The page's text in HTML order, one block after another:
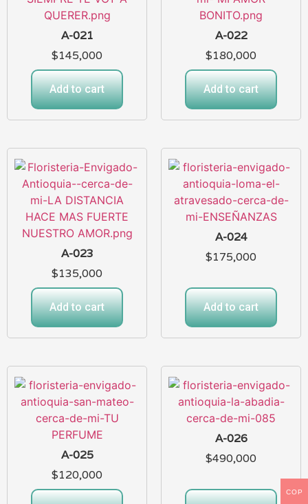
A-021
$145,000
Add to cart
A-022
$180,000
Add to cart
A-023
$135,000
Add to cart
A-024
$175,000
Add to cart
A-025
$120,000
A-026
$490,000
COP